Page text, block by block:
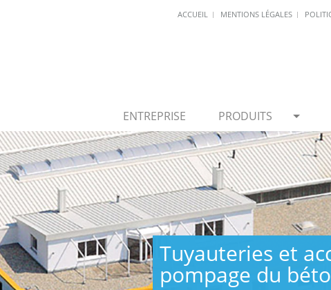
ACCUEIL MENTIONS LÉGALES
ENTREPRISE PRODUITS
Tuyauteries et
pompage du